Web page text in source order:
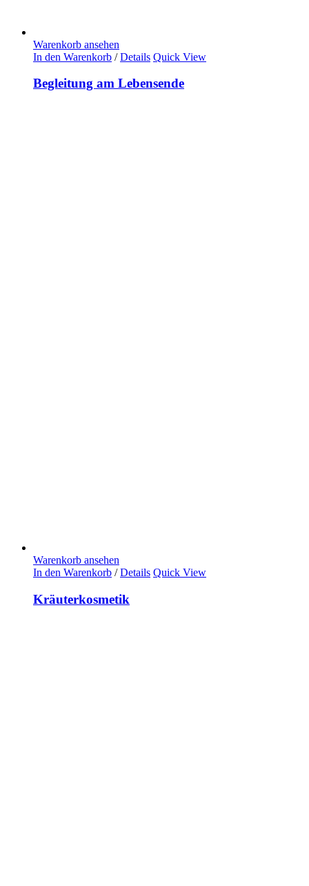
Warenkorb ansehen
In den Warenkorb / Details Quick View
Begleitung am Lebensende
Warenkorb ansehen
In den Warenkorb / Details Quick View
Kräuterkosmetik